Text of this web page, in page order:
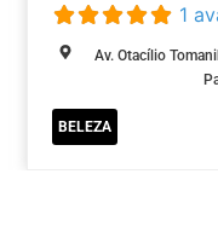
1
Av. Otacílio
BELEZA